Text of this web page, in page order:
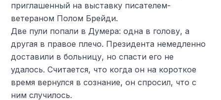
приглашенный на выставку писателем-
ветераном Полом Брейди.
Две пули попали в Думера: одна в голову, а
другая в правое плечо. Президента немедленно
доставили в больницу, но спасти его не
удалось. Считается, что когда он на короткое
время вернулся в сознание, он спросил, что с
ним случилось.